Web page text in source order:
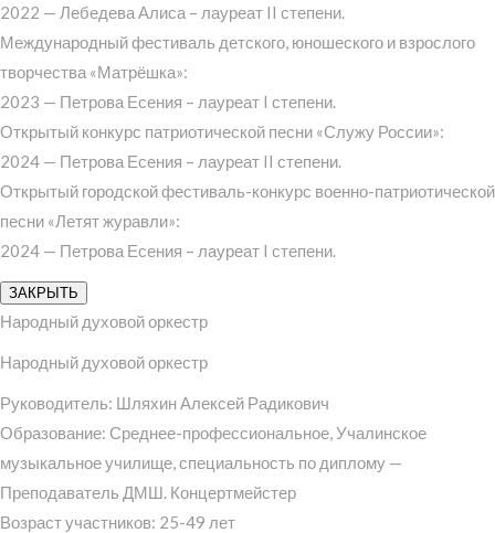
2022 — Лебедева Алиса – лауреат II степени.
Международный фестиваль детского, юношеского и взрослого
творчества «Матрёшка»:
2023 — Петрова Есения – лауреат I степени.
Открытый конкурс патриотической песни «Служу России»:
2024 — Петрова Есения – лауреат II степени.
Открытый городской фестиваль-конкурс военно-патриотической
песни «Летят журавли»:
2024 — Петрова Есения – лауреат I степени.
ЗАКРЫТЬ
Народный духовой оркестр
Народный духовой оркестр
Руководитель: Шляхин Алексей Радикович
Образование: Среднее-профессиональное, Учалинское
музыкальное училище, специальность по диплому —
Преподаватель ДМШ. Концертмейстер
Возраст участников: 25-49 лет